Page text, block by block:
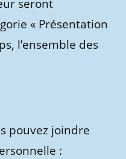
seront
« Présentation
l’ensemble des
pouvez joindre
: